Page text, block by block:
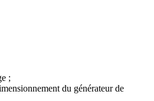
;
du générateur de